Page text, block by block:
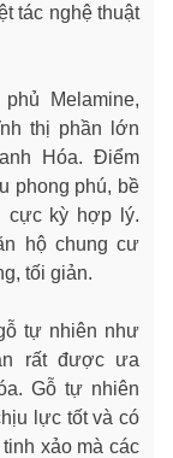
tác nghệ thuật
Melamine,
thị phần lớn
Hóa. Điểm
phong phú, bề
cực kỳ hợp lý.
hộ chung cư
tối giản.
tự nhiên như
rất được ưa
Gỗ tự nhiên
lực tốt và có
xảo mà các